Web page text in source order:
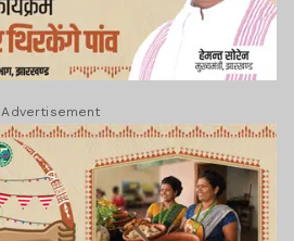
Advertisement